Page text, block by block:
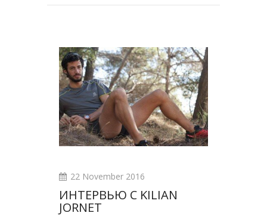
22 November 2016
ИНТЕРВЬЮ С KILIAN
JORNET